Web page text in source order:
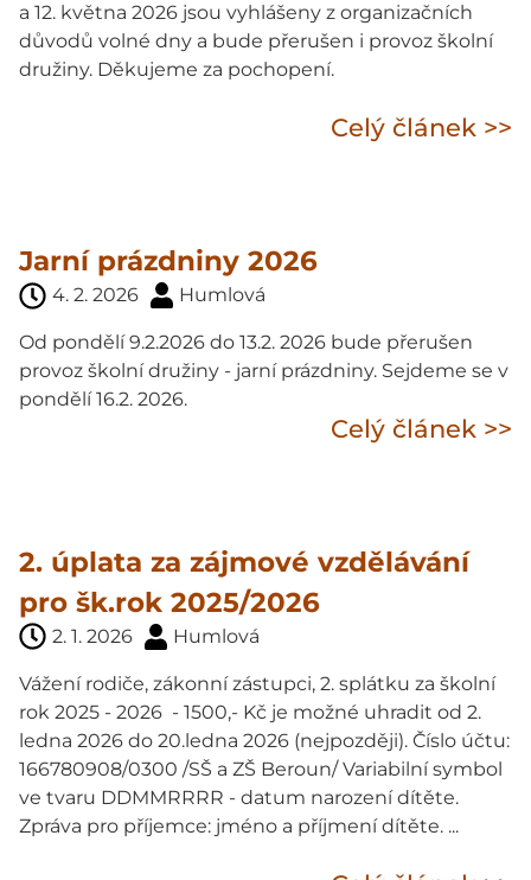
a 12. května 2026 jsou vyhlášeny z organizačních
důvodů volné dny a bude přerušen i provoz školní
družiny. Děkujeme za pochopení.
Celý článek >>
Jarní prázdniny 2026
4. 2. 2026 Humlová
Od pondělí 9.2.2026 do 13.2. 2026 bude přerušen
provoz školní družiny - jarní prázdniny. Sejdeme se v
pondělí 16.2. 2026.
Celý článek >>
2. úplata za zájmové vzdělávání
pro šk.rok 2025/2026
2. 1. 2026 Humlová
Vážení rodiče, zákonní zástupci, 2. splátku za školní
rok 2025 - 2026 - 1500,- Kč je možné uhradit od 2.
ledna 2026 do 20.ledna 2026 (nejpozději). Číslo účtu:
166780908/0300 /SŠ a ZŠ Beroun/ Variabilní symbol
ve tvaru DDMMRRRR - datum narození dítěte.
Zpráva pro příjemce: jméno a příjmení dítěte. ...